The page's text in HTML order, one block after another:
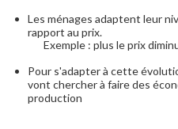
Les ménages adaptent leur
rapport au prix.
Exemple : plus le prix
Pour s'adapter à cette
vont chercher à faire des
production